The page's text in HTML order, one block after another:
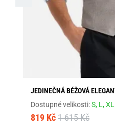
JEDINEČNÁ BÉŽOVÁ
Dostupné velikosti:S, L,XL
819 Kč 1 615 Kč